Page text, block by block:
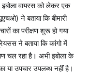
का
प
री
क्ष
ण
वायरस को लेकर एक
ने बताया कि बीमारी
का परीक्षण शुरू हो गया
ने बताया कि कांगो में
चल रहा है। अभी इबोला के
या उपचार उपलब्ध नहीं है।